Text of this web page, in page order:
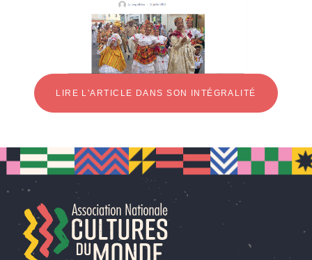
LIRE L'ARTICLE DANS SON INTÉGRALITÉ